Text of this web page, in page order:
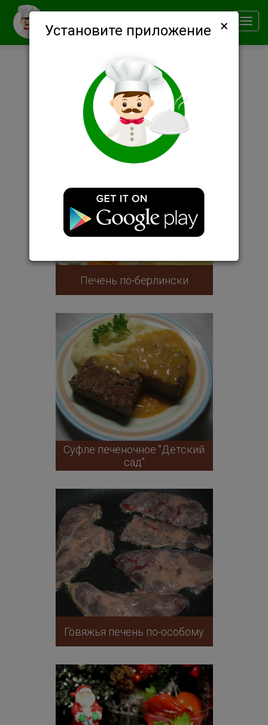
Установите приложение ×
Печень по-берлински
Суфле печеночное "Детский
сад"
Говяжья печень по-особому